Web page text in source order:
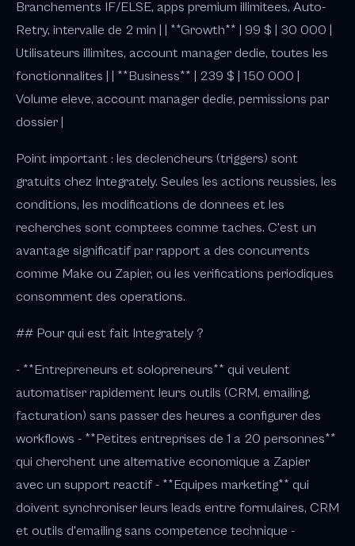
Branchements IF/ELSE, apps premium illimitees, Auto-
Retry, intervalle de 2 min | | **Growth** | 99 $ | 30 000 |
Utilisateurs illimites, account manager dedie, toutes les
fonctionnalites | | **Business** | 239 $ | 150 000 |
Volume eleve, account manager dedie, permissions par
dossier |
Point important : les declencheurs (triggers) sont
gratuits chez Integrately. Seules les actions reussies, les
conditions, les modifications de donnees et les
recherches sont comptees comme taches. C'est un
avantage significatif par rapport a des concurrents
comme Make ou Zapier, ou les verifications periodiques
consomment des operations.
## Pour qui est fait Integrately ?
- **Entrepreneurs et solopreneurs** qui veulent
automatiser rapidement leurs outils (CRM, emailing,
facturation) sans passer des heures a configurer des
workflows - **Petites entreprises de 1 a 20 personnes**
qui cherchent une alternative economique a Zapier
avec un support reactif - **Equipes marketing** qui
doivent synchroniser leurs leads entre formulaires, CRM
et outils d'emailing sans competence technique -